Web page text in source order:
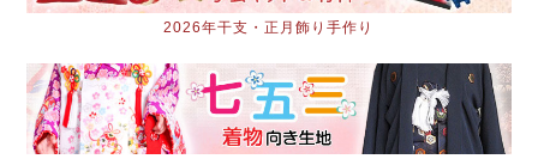
2026年干支・正月飾り手作り